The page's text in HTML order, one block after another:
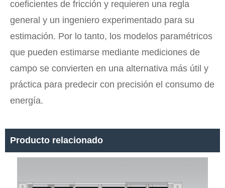
coeficientes de fricción y requieren una regla
general y un ingeniero experimentado para su
estimación. Por lo tanto, los modelos paramétricos
que pueden estimarse mediante mediciones de
campo se convierten en una alternativa más útil y
práctica para predecir con precisión el consumo de
energía.
Producto relacionado